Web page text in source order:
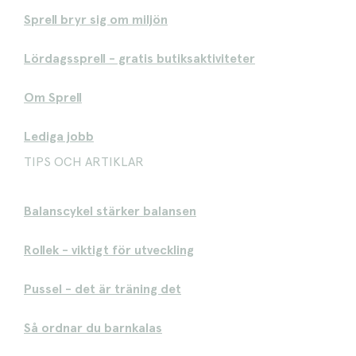
Sprell bryr sig om miljön
Lördagssprell - gratis butiksaktiviteter
Om Sprell
Lediga jobb
TIPS OCH ARTIKLAR
Balanscykel stärker balansen
Rollek - viktigt för utveckling
Pussel - det är träning det
Så ordnar du barnkalas